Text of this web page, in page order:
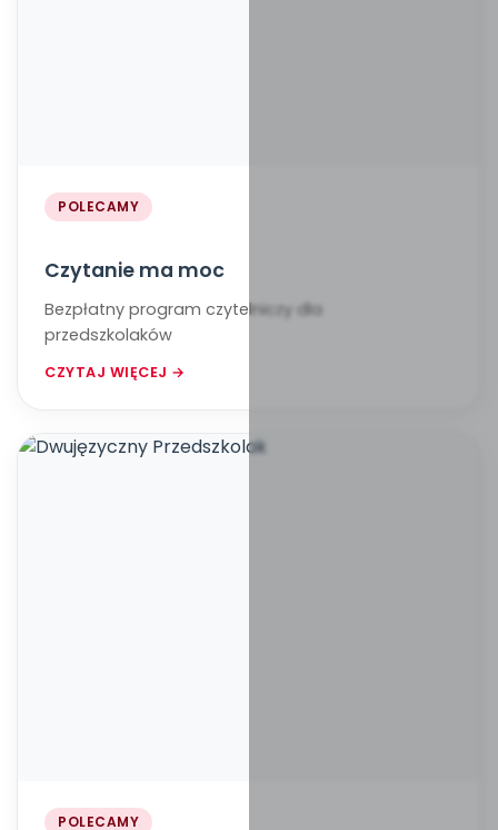
POLECAMY
Czytanie ma moc
Bezpłatny program czytelniczy dla
przedszkolaków
CZYTAJ WIĘCEJ →
POLECAMY